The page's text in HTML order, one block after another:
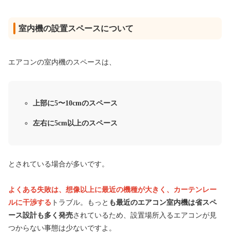
室内機の設置スペースについて
エアコンの室内機のスペースは、
上部に5〜10cmのスペース
左右に5cm以上のスペース
とされている場合が多いです。
よくある失敗は、想像以上に最近の機種が大きく、カーテンレー
ルに干渉する トラブル。もっと も最近のエアコン室内機は省スペ
ース設計も多く発売されているため、設置場所入るエアコンが見
つからない事態は少ないですよ。